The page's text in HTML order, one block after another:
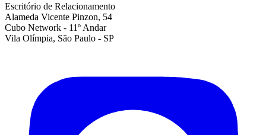
Escritório de Relacionamento
Alameda Vicente Pinzon, 54
Cubo Network - 11º Andar
Vila Olímpia, São Paulo - SP